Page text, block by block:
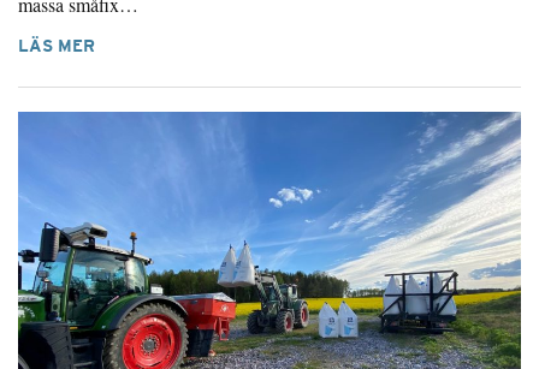
LÄS MER